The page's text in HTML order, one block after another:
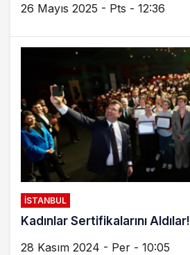
26 Mayıs 2025 - Pts - 12:36
İSTANBUL
Kadınlar Sertifikalarını Aldılar!
28 Kasım 2024 - Per - 10:05